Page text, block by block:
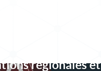
régionales et